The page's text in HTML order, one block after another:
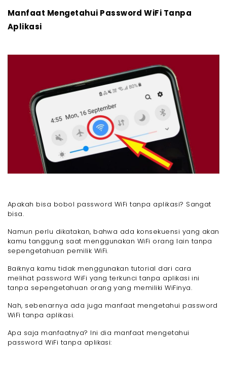
Akibat yang Diterima Jika Membobol WiFi atau
Mengetahui WiFi Orang Lain Tanpa Izin
- 1. Melanggar Hukum
- 3. Mengakibatkan Konflik dengan Tetangga atau
Pertanyaan Umum Tentang Cara Mengetahui
Password WiFi Tanpa Aplikasi
Manfaat Mengetahui Password WiFi Tanpa
Aplikasi
Apakah bisa bobol password WiFi tanpa aplikasi? Sangat
bisa.
Namun perlu dikatakan, bahwa ada konsekuensi yang akan
kamu tanggung saat menggunakan WiFi orang lain tanpa
sepengetahuan pemilik WiFi.
Baiknya kamu tidak menggunakan tutorial dari cara
melihat password WiFi yang terkunci tanpa aplikasi ini
tanpa sepengetahuan orang yang memiliki WiFinya.
Nah, sebenarnya ada juga manfaat mengetahui password
WiFi tanpa aplikasi.
Apa saja manfaatnya? Ini dia manfaat mengetahui
password WiFi tanpa aplikasi: